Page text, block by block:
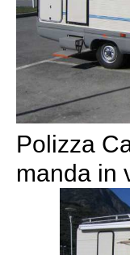
Polizza
manda in